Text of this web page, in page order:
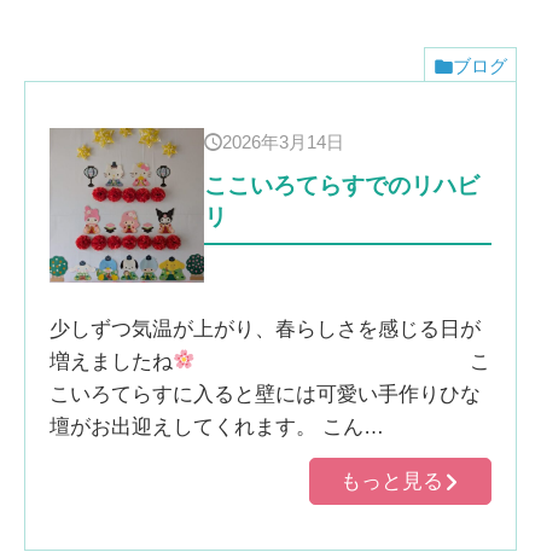
ブログ
2026年3月14日
ここいろてらすでのリハビ
リ
少しずつ気温が上がり、春らしさを感じる日が
増えましたね
こ
こいろてらすに入ると壁には可愛い手作りひな
壇がお出迎えしてくれます。 こん…
もっと見る